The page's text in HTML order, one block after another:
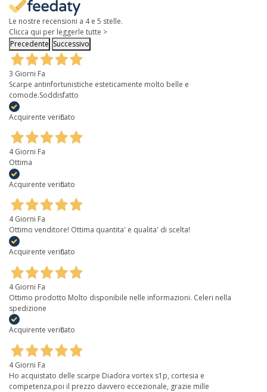
Le nostre recensioni a 4 e 5 stelle.
Clicca qui per leggerle tutte >
Precedente Successivo
3 Giorni Fa
Scarpe antinfortunistiche esteticamente molto belle e
comode.Soddisfatto
Acquirente verificato
4 Giorni Fa
Ottima
Acquirente verificato
4 Giorni Fa
Ottimo venditore! Ottima quantita' e qualita' di scelta!
Acquirente verificato
4 Giorni Fa
Ottimo prodotto Molto disponibile nelle informazioni. Celeri nella
spedizione
Acquirente verificato
4 Giorni Fa
Ho acquistato delle scarpe Diadora vortex s1p, cortesia e
competenza,poi il prezzo davvero eccezionale, grazie mille